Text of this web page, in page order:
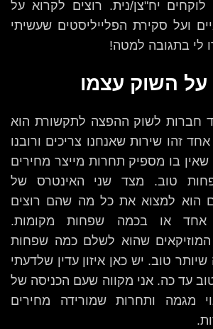
יח"צן/נית. רוצים לקרוא על
ועל סקירת הפלייליסטים שעשיתי
על השוק עצמו
חברות לשוק ההפצה לתקשורת הוא
זהו שירות שאנחנו צריכים ורובנו
בו מספיק תחרות מייצר מחירים
פחות טוב. מצד שני האינטרס של
הוא למצוא את כל מה שהם רוצים
אחד או בכמה שפחות מקומות.
שהוא לשלם כמה שפחות
טוב. יש כאן איזון עדין שלדעתי
עד כה. אני מקווה שעם הכניסה של
מגמה ותחרות שמורידה מחירים